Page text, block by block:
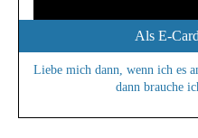
Als E-
Liebe mich dann, wenn ich es
dann brauche